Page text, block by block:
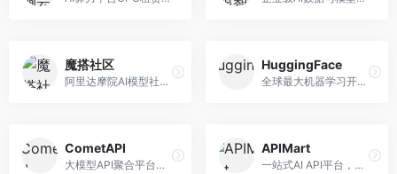
魔搭社区
阿里达摩院AI模型社区，专注于中文AI生态。面向中文开发者，提供开源模型、数据集、开发工具等资源，中文模型丰富。
HuggingFace
全球最大机器学习开源社区，整合模型库与开发工具。面向AI研究者和开发者，提供开源模型、数据集、开发工具等资源，开源生态最完善。
CometAPI
大模型API聚合平台，整合多种AI模型服务。面向开发者，提供统一接口、模型切换、监控分析等服务，API管理便捷。
APIMart
一站式AI API平台，整合多种AI服务。面向开发者，提供模型API、图像处理、语音识别等服务，API种类丰富。